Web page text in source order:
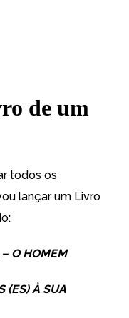
de um
todos os
lançar um Livro
O HOMEM
(ES) À SUA